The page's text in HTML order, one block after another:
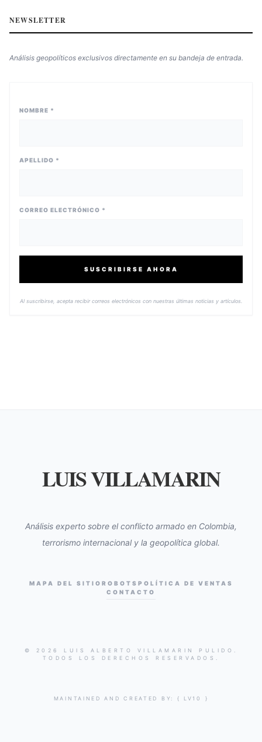
NEWSLETTER
Análisis geopolíticos exclusivos directamente en su bandeja de entrada.
NOMBRE *
APELLIDO *
CORREO ELECTRÓNICO *
SUSCRIBIRSE AHORA
Al suscribirse, acepta recibir correos electrónicos con nuestras últimas noticias y artículos.
LUIS VILLAMARIN
Análisis experto sobre el conflicto armado en Colombia,
terrorismo internacional y la geopolítica global.
MAPA DEL SITIO ROBOTS POLÍTICA DE VENTAS
CONTACTO
© 2026 LUIS ALBERTO VILLAMARIN PULIDO.
TODOS LOS DERECHOS RESERVADOS.
MAINTAINED AND CREATED BY: { LV10 }